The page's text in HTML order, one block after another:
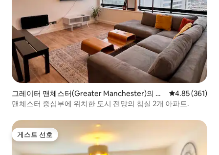
그레이터 맨체스터(Greater Manchester)의 콘
도미니엄
평점 4.85점(5
4.85 (361)
맨체스터 중심부에 위치한 도시 전망의 침실 2개 아파트.
게스트 선호
게스트 선호